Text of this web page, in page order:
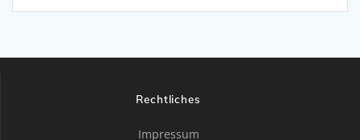
Rechtliches
Impressum